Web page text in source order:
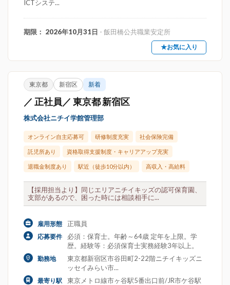
ICTシステ...
期限： 2026年10月31日 - 飯田橋公共職業安定所
★お気に入り
東京都 新宿区 新着
／ 正社員／ 東京都 新宿区
株式会社ニチイ学館管理部
オンライン自主応募可 研修制度充実 社会保険完備
託児所あり 資格取得支援制度・キャリアアップ充実
退職金制度あり 駅近（徒歩10分以内） 高収入・高給料
【採用担当より】同じエリアニチイキッズの認可保育園、
支部があるので、困った時には相談相手に...
雇用形態 正職員
応募要件
必須：保育士。年齢～64歳 定年を上限。学
歴。経験等：必須保育士実務経験3年以上。
勤務地
東京都新宿区市谷田町2-22階ニチイキッズニ
ッセイみらい市...
最寄り駅
東京メトロ線市ヶ谷駅5番出口前/JR市ケ谷駅